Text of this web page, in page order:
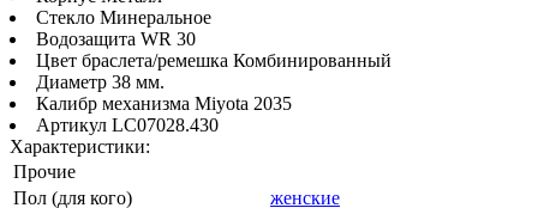
Стекло Минеральное
Водозащита WR 30
Цвет браслета/ремешка Комбинированный
Диаметр 38 мм.
Калибр механизма Miyota 2035
Артикул LC07028.430
Характеристики:
Прочие
Пол (для кого)
женские